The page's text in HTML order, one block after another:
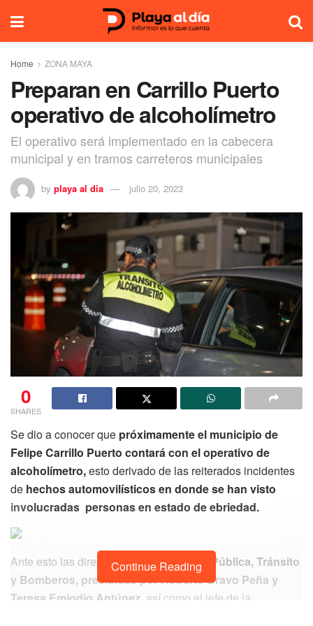
Home ZONA MAYA
Preparan en Carrillo Puerto
operativo de alcoholímetro
El operativo será implementado en la cabecera
municipal y en tramos carreteros municipales
by playa al dia julio 20, 2023
0
SHARES
Se dio a conocer que próximamente el municipio de
Felipe Carrillo Puerto contará con el operativo de
alcoholímetro,esto derivado de las reiterados incidentes
de hechos automovilísticos en donde se han visto
involucradas personas en estado de ebriedad.
Ante esto las direcciones deSeguridad Pública, Tránsito
y Bomberos, presididas por Roberto Bravo Peña y
Teresa Emigdio Antúnez, así como el jefe de la
Continue Reading